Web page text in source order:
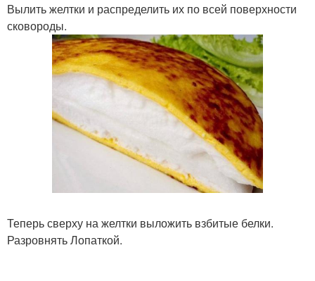
Вылить желтки и распределить их по всей поверхности
сковороды.
Теперь сверху на желтки выложить взбитые белки.
Разровнять Лопаткой.